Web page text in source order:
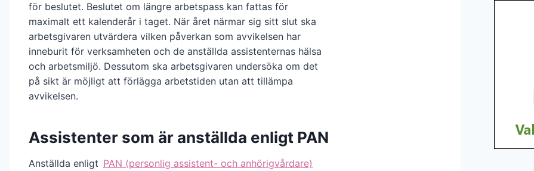
för beslutet. Beslutet om längre arbetspass kan fattas för
maximalt ett kalenderår i taget. När året närmar sig sitt slut ska
arbetsgivaren utvärdera vilken påverkan som avvikelsen har
inneburit för verksamheten och de anställda assistenternas hälsa
och arbetsmiljö. Dessutom ska arbetsgivaren undersöka om det
på sikt är möjligt att förlägga arbetstiden utan att tillämpa
avvikelsen.
Assistenter som är anställda enligt PAN
Anställda enligt PAN (personlig assistent- och anhörigvårdare)